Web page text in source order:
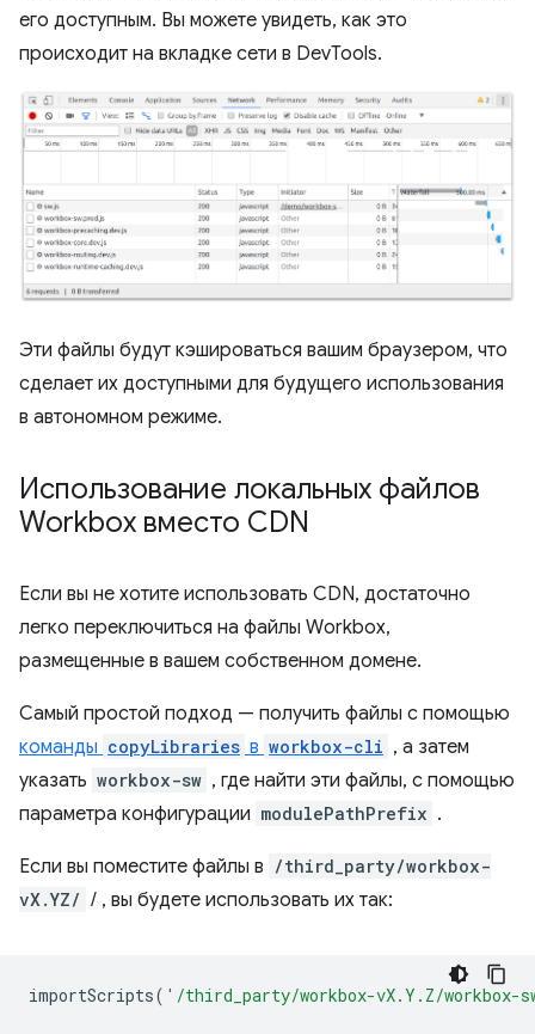
его доступным. Вы можете увидеть, как это
происходит на вкладке сети в DevTools.
Эти файлы будут кэшироваться вашим браузером, что
сделает их доступными для будущего использования
в автономном режиме.
Использование локальных файлов
Workbox вместо CDN
Если вы не хотите использовать CDN, достаточно
легко переключиться на файлы Workbox,
размещенные в вашем собственном домене.
Самый простой подход — получить файлы с помощью
команды copyLibraries в workbox-cli , а затем
указать workbox-sw , где найти эти файлы, с помощью
параметра конфигурации modulePathPrefix .
Если вы поместите файлы в /third_party/workbox-
vX.YZ/ / , вы будете использовать их так:
importScripts( '/third_party/workbox-vX.Y.Z/workbox-